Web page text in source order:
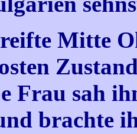
Mitte
Frau sah
brachte